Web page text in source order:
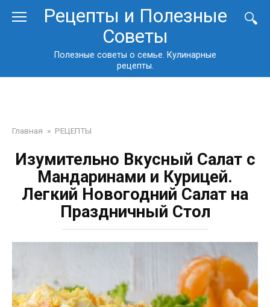
Рецепты и Полезные
Советы
Полезные советы о семье. Кулинарные
рецепты.
Главная » РЕЦЕПТЫ
Изумительно Вкусный Салат с
Мандаринами и Курицей.
Легкий Новогодний Салат на
Праздничный Стол